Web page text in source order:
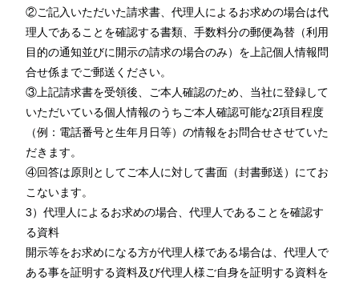
②ご記入いただいた請求書、代理人によるお求めの場合は代
理人であることを確認する書類、手数料分の郵便為替（利用
目的の通知並びに開示の請求の場合のみ）を上記個人情報問
合せ係までご郵送ください。
③上記請求書を受領後、ご本人確認のため、当社に登録して
いただいている個人情報のうちご本人確認可能な2項目程度
（例：電話番号と生年月日等）の情報をお問合せさせていた
だきます。
④回答は原則としてご本人に対して書面（封書郵送）にてお
こないます。
3）代理人によるお求めの場合、代理人であることを確認す
る資料
開示等をお求めになる方が代理人様である場合は、代理人で
ある事を証明する資料及び代理人様ご自身を証明する資料を